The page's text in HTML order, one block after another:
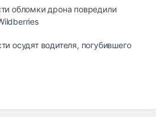
обломки дрона повредили
осудят водителя, погубившего